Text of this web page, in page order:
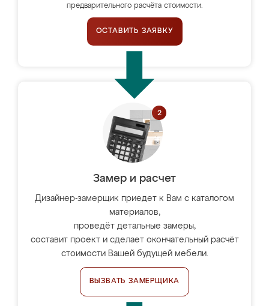
предварительного расчёта стоимости.
ОСТАВИТЬ ЗАЯВКУ
Замер и расчет
Дизайнер-замерщик приедет к Вам с каталогом
материалов,
проведёт детальные замеры,
составит проект и сделает окончательный расчёт
стоимости Вашей будущей мебели.
ВЫЗВАТЬ ЗАМЕРЩИКА